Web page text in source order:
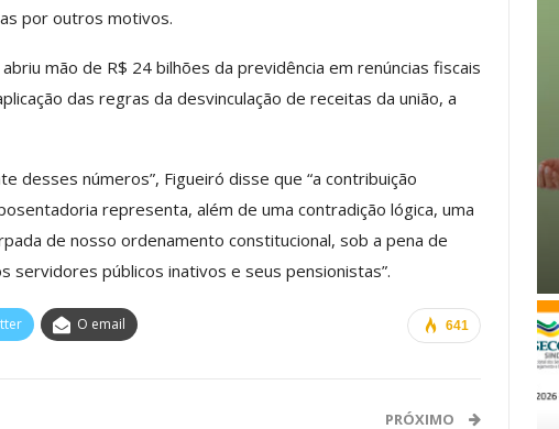
por outros motivos.
mão de R$ 24 bilhões da previdência em renúncias fiscais
das regras da desvinculação de receitas da união, a
desses números”, Figueiró disse que “a contribuição
representa, além de uma contradição lógica, uma
de nosso ordenamento constitucional, sob a pena de
servidores públicos inativos e seus pensionistas”.
641
O email
PRÓXIMO
De
E
Categoria Unida Em Torno Dos
Valores Fundantes Da Ação
Sindical